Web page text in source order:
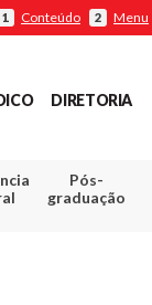
1 Conteúdo 2 Menu
DIRETORIA
Pós-
graduação